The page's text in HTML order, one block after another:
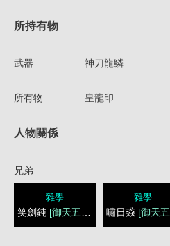
所持有物
武器 神刀龍鱗
所有物 皇龍印
人物關係
兄弟
雜學
笑劍鈍 [御天五龍]
雜學
嘯日猋 [御天五龍]